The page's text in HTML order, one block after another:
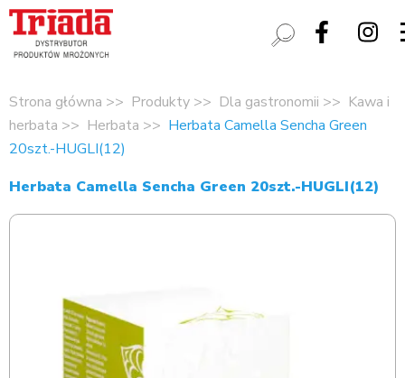
Strona główna Produkty Dla gastronomii
Kawa i
herbata
Herbata
Herbata Camella Sencha Green
20szt.-HUGLI(12)
Herbata Camella Sencha Green 20szt.-HUGLI(12)